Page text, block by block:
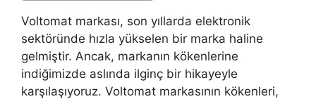
Voltomat markası, son yıllarda elektronik
sektöründe hızla yükselen bir marka haline
gelmiştir. Ancak, markanın kökenlerine
indiğimizde aslında ilginç bir hikayeyle
karşılaşıyoruz. Voltomat markasının kökenleri,